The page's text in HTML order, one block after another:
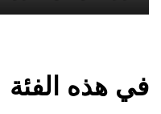
في هذه الفئة